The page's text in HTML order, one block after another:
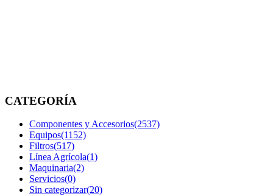
CATEGORÍA
Componentes y Accesorios(2537)
Equipos(1152)
Filtros(517)
Línea Agrícola(1)
Maquinaria(2)
Servicios(0)
Sin categorizar(20)